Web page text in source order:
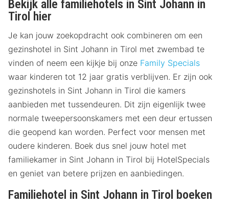
Bekijk alle familiehotels in Sint Johann in
Tirol hier
Je kan jouw zoekopdracht ook combineren om een
gezinshotel in Sint Johann in Tirol met zwembad te
vinden of neem een kijkje bij onze Family Specials
waar kinderen tot 12 jaar gratis verblijven. Er zijn ook
gezinshotels in Sint Johann in Tirol die kamers
aanbieden met tussendeuren. Dit zijn eigenlijk twee
normale tweepersoonskamers met een deur ertussen
die geopend kan worden. Perfect voor mensen met
oudere kinderen. Boek dus snel jouw hotel met
familiekamer in Sint Johann in Tirol bij HotelSpecials
en geniet van betere prijzen en aanbiedingen.
Familiehotel in Sint Johann in Tirol boeken